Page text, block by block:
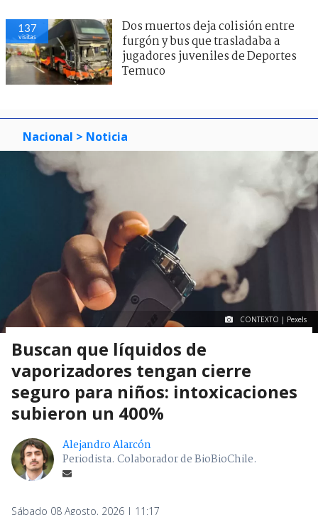
137
visitas
Dos muertos deja colisión entre
furgón y bus que trasladaba a
jugadores juveniles de Deportes
Temuco
Nacional > Noticia
CONTEXTO | Pexels
Buscan que líquidos de
vaporizadores tengan cierre
seguro para niños: intoxicaciones
subieron un 400%
Alejandro Alarcón
Periodista. Colaborador de BioBioChile.
Sábado 08 Agosto, 2026 | 11:17